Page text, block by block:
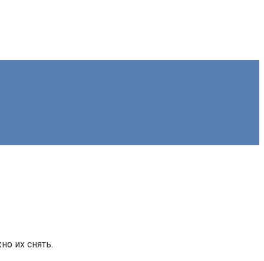
их снять.